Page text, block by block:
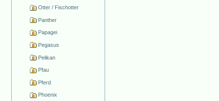
Otter / Fischotter
Panther
Papagei
Pegasus
Pelikan
Pfau
Pferd
Phoenix